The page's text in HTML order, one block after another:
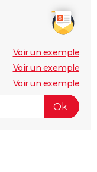
Voir un exemple
Voir un exemple
Voir un exemple